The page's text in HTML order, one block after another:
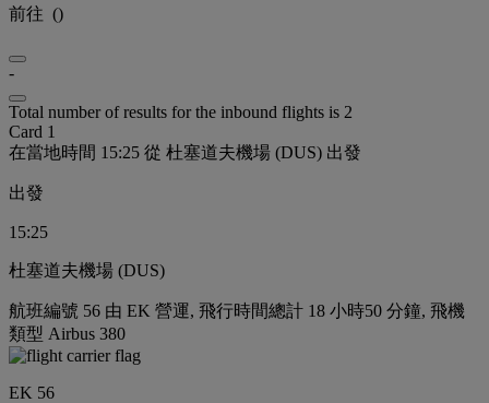
前往 ()
-
Total number of results for the inbound flights is 2
Card 1
在當地時間 15:25 從 杜塞道夫機場 (DUS) 出發
出發
15:25
杜塞道夫機場 (DUS)
航班編號 56 由 EK 營運, 飛行時間總計 18 小時50 分鐘, 飛機
類型 Airbus 380
EK 56